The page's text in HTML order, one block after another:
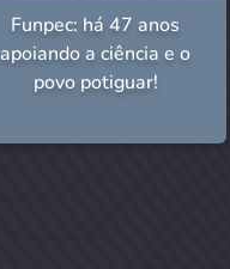
Funpec: há 47 anos
apoiando a ciência e o
povo potiguar!